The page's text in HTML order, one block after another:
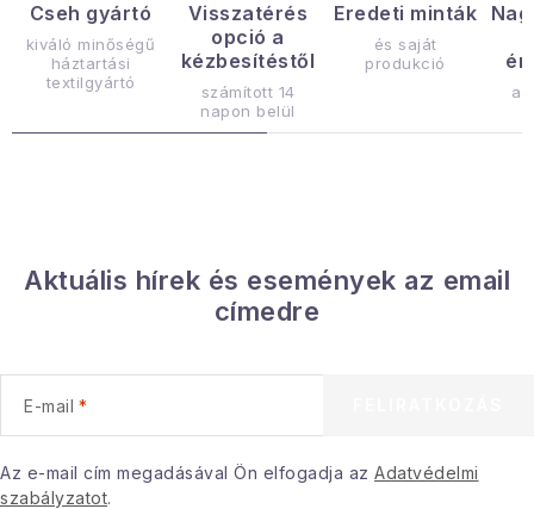
n
s
e
m
e
i
Cseh gyártó
kiváló minőségű
háztartási
textilgyártó
Visszatérés
opció a
kézbesítéstől
számított 14
napon belül
Eredeti minták
és saját
produkció
Aktuális hírek és események az email
címedre
E-mail
Az e-mail cím megadásával Ön elfogadja az Adatvédelmi
szabályzatot.